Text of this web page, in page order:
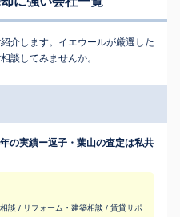
介します。イエウールが厳選した
談してみませんか。
の実績ー逗子・葉山の査定は私共
談 / リフォーム・建築相談 / 賃貸サポ